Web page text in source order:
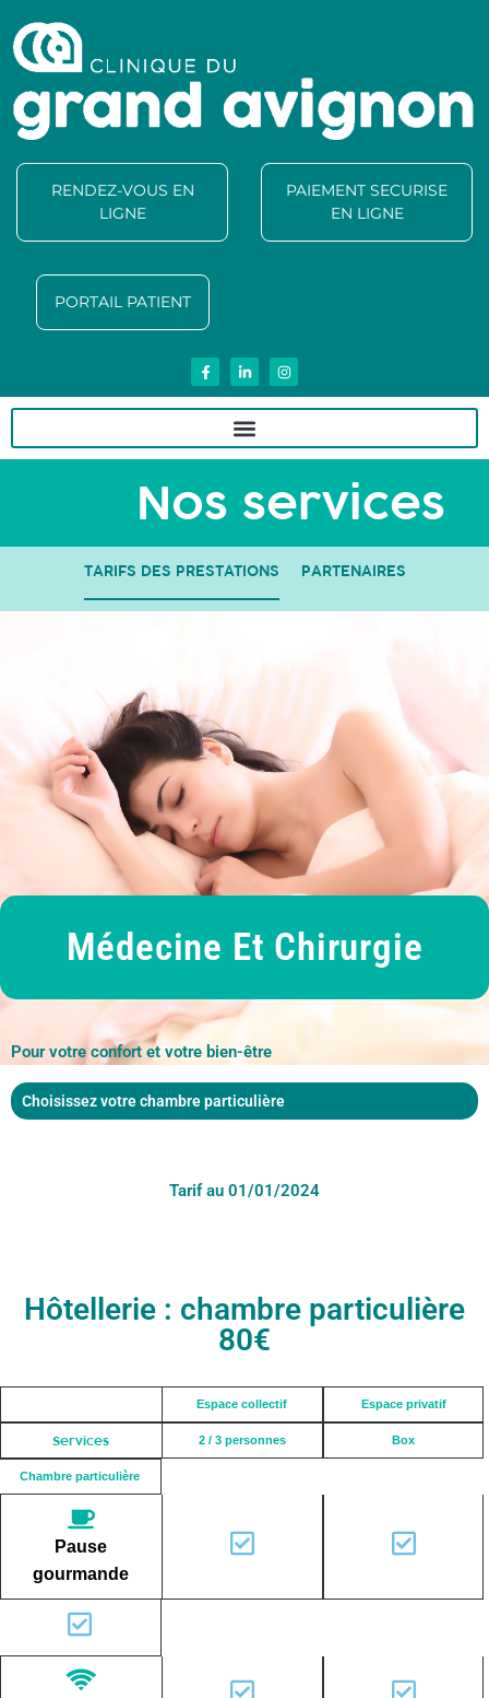
RENDEZ-VOUS EN
LIGNE
PAIEMENT SECURISE
EN LIGNE
PORTAIL PATIENT
Nos services
TARIFS DES PRESTATIONS PARTENAIRES
Médecine Et Chirurgie
Pour votre confort et votre bien-être
Choisissez votre chambre particulière
Tarif au 01/01/2024
Hôtellerie : chambre particulière
80€
Espace collectif Espace privatif
Services 2 / 3 personnes Box
Chambre particulière
Pause
gourmande